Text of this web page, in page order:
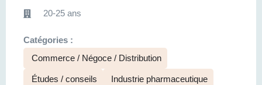
20-25 ans
Catégories :
Commerce / Négoce / Distribution
Études / conseils Industrie pharmaceutique